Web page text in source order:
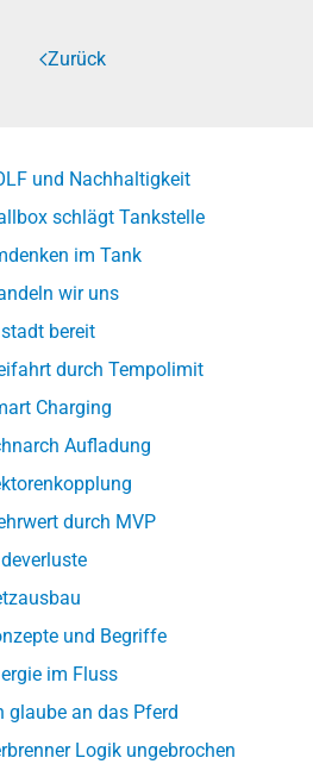
Zurück
und Nachhaltigkeit
schlägt Tankstelle
im Tank
wir uns
bereit
durch Tempolimit
Charging
Aufladung
durch MVP
und Begriffe
im Fluss
glaube an das Pferd
Logik ungebrochen